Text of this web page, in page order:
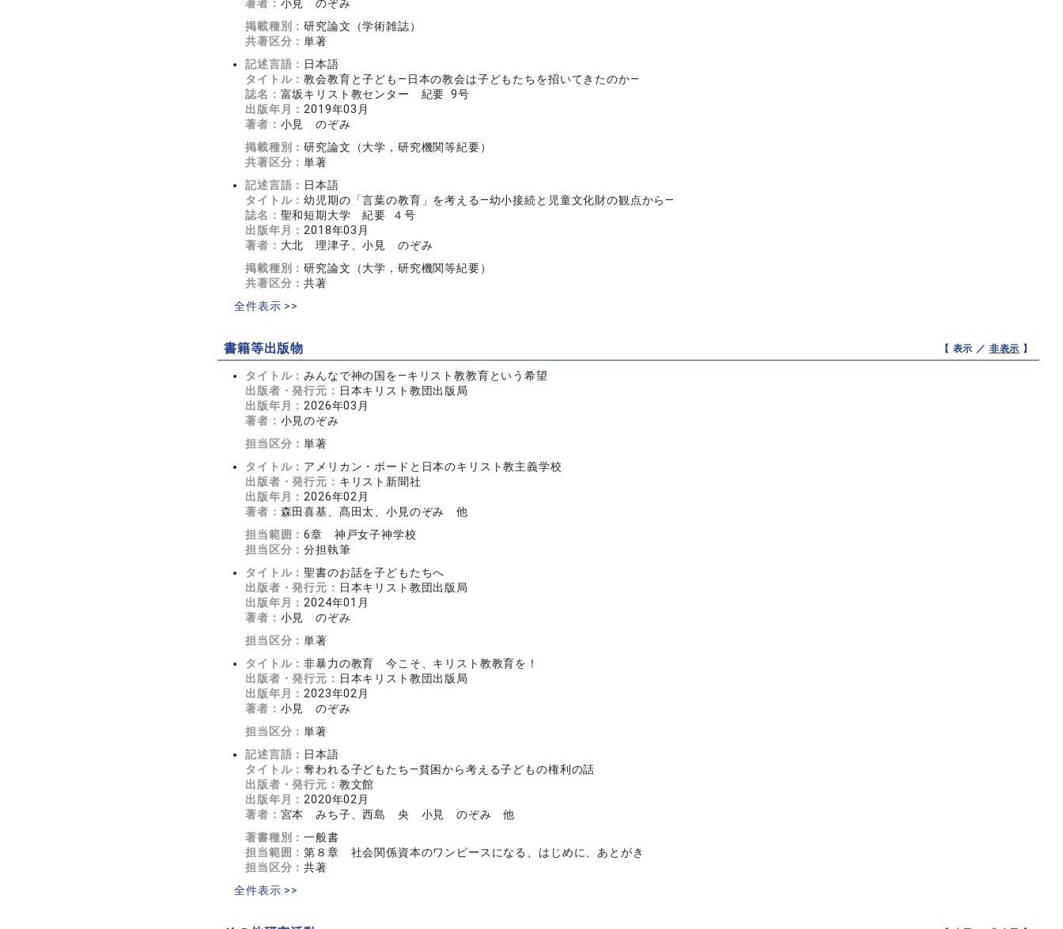
著者： 小見 のぞみ
掲載種別：研究論文（学術雑誌）
共著区分：単著
記述言語： 日本語
タイトル：教会教育と子ども―日本の教会は子どもたちを招いてきたのか―
誌名： 富坂キリスト教センター 紀要 9号
出版年月： 2019年03月
著者： 小見 のぞみ
掲載種別：研究論文（大学，研究機関等紀要）
共著区分：単著
記述言語： 日本語
タイトル：幼児期の「言葉の教育」を考える―幼小接続と児童文化財の観点から―
誌名： 聖和短期大学 紀要 ４号
出版年月： 2018年03月
著者： 大北 理津子、小見 のぞみ
掲載種別：研究論文（大学，研究機関等紀要）
共著区分：共著
全件表示 >>
書籍等出版物 【 表示 ／ 非表示 】
タイトル：みんなで神の国を―キリスト教教育という希望
出版者・発行元： 日本キリスト教団出版局
出版年月： 2026年03月
著者： 小見のぞみ
担当区分：単著
タイトル： アメリカン・ボードと日本のキリスト教主義学校
出版者・発行元： キリスト新聞社
出版年月： 2026年02月
著者： 森田喜基、髙田太、小見のぞみ 他
担当範囲：6章 神戸女子神学校
担当区分：分担執筆
タイトル：聖書のお話を子どもたちへ
出版者・発行元： 日本キリスト教団出版局
出版年月： 2024年01月
著者： 小見 のぞみ
担当区分：単著
タイトル：非暴力の教育 今こそ、キリスト教教育を！
出版者・発行元： 日本キリスト教団出版局
出版年月： 2023年02月
著者： 小見 のぞみ
担当区分：単著
記述言語： 日本語
タイトル：奪われる子どもたち―貧困から考える子どもの権利の話
出版者・発行元： 教文館
出版年月： 2020年02月
著者： 宮本 みち子、西島 央 小見 のぞみ 他
著書種別：一般書
担当範囲：第８章 社会関係資本のワンピースになる、はじめに、あとがき
担当区分：共著
全件表示 >>